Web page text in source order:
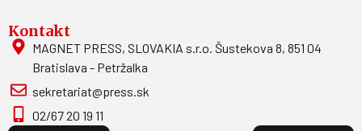
Kontakt
MAGNET PRESS, SLOVAKIA s.r.o. Šustekova 8, 851 04
Bratislava - Petržalka
sekretariat@press.sk
02/67 20 19 11